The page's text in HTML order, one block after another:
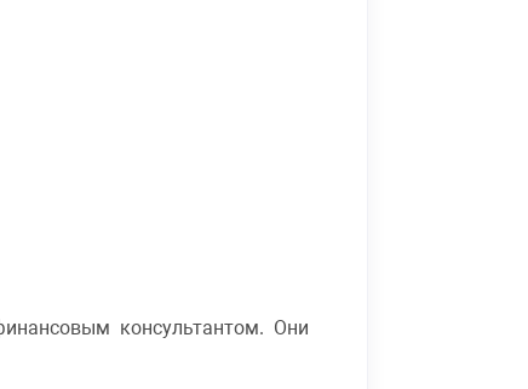
консультантом. Они